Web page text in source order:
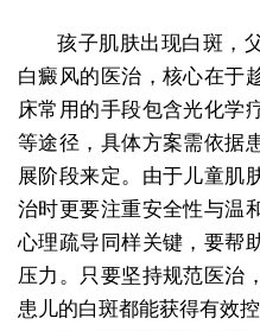
孩子肌肤出现白斑，
白癜风的医治，核心在于
床常用的手段包含光化学
等途径，具体方案需依据
展阶段来定。由于儿童肌
治时更要注重安全性与温
心理疏导同样关键，要帮
压力。只要坚持规范医治
患儿的白斑都能获得有效控